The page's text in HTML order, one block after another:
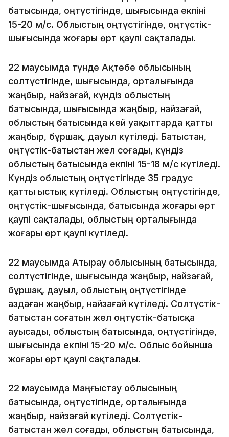
батысында, оңтүстігінде, шығысында екпіні
15-20 м/с. Облыстың оңтүстігінде, оңтүстік-
шығысында жоғары өрт қаупі сақталады.
22 маусымда түнде Ақтөбе облысының
солтүстігінде, шығысында, орталығында
жаңбыр, найзағай, күндіз облыстың
батысында, шығысында жаңбыр, найзағай,
облыстың батысында кей уақыттарда қатты
жаңбыр, бұршақ, дауыл күтіледі. Батыстан,
оңтүстік-батыстан жел соғады, күндіз
облыстың батысында екпіні 15-18 м/с күтіледі.
Күндіз облыстың оңтүстігінде 35 градус
қатты ыстық күтіледі. Облыстың оңтүстігінде,
оңтүстік-шығысында, батысында жоғары өрт
қаупі сақталады, облыстың орталығында
жоғары өрт қаупі күтіледі.
22 маусымда Атырау облысының батысында,
солтүстігінде, шығысында жаңбыр, найзағай,
бұршақ, дауыл, облыстың оңтүстігінде
аздаған жаңбыр, найзағай күтіледі. Солтүстік-
батыстан соғатын жел оңтүстік-батысқа
ауысады, облыстың батысында, оңтүстігінде,
шығысында екпіні 15-20 м/с. Облыс бойынша
жоғары өрт қаупі сақталады.
22 маусымда Маңғыстау облысының
батысында, оңтүстігінде, орталығында
жаңбыр, найзағай күтіледі. Солтүстік-
батыстан жел соғады, облыстың батысында,